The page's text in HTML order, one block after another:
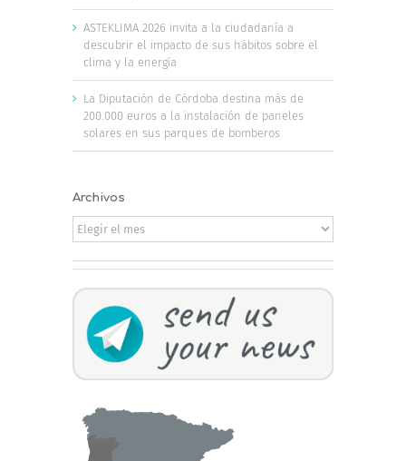
ASTEKLIMA 2026 invita a la ciudadanía a
descubrir el impacto de sus hábitos sobre el
clima y la energía
La Diputación de Córdoba destina más de
200.000 euros a la instalación de paneles
solares en sus parques de bomberos
Archivos
Archivos